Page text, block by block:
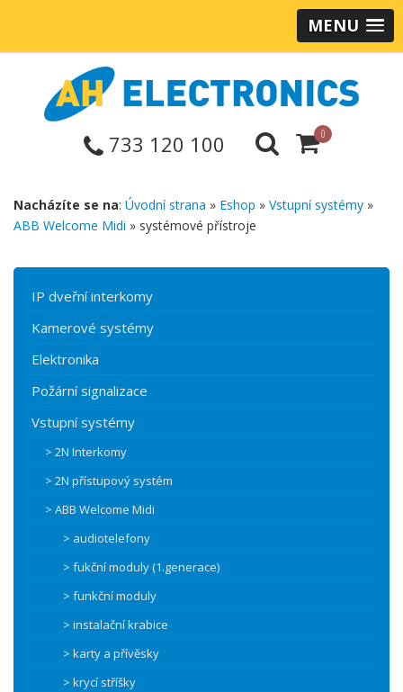
MENU
733 120 100 0
Nacházíte se na: Úvodní strana » Eshop » Vstupní systémy »
ABB Welcome Midi » systémové přístroje
IP dveřní interkomy
Kamerové systémy
Elektronika
Požární signalizace
Vstupní systémy
> 2N Interkomy
> 2N přístupový systém
> ABB Welcome Midi
> audiotelefony
> fukční moduly (1.generace)
> funkční moduly
> instalační krabice
> karty a přívěsky
> krycí stříšky